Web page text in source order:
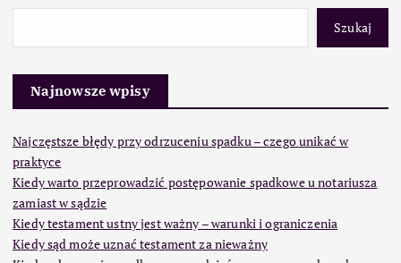
Szukaj
Najnowsze wpisy
Najczęstsze błędy przy odrzuceniu spadku – czego unikać w
praktyce
Kiedy warto przeprowadzić postępowanie spadkowe u notariusza
zamiast w sądzie
Kiedy testament ustny jest ważny – warunki i ograniczenia
Kiedy sąd może uznać testament za nieważny